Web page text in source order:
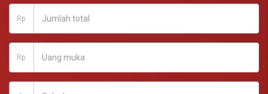
Rp
Rp